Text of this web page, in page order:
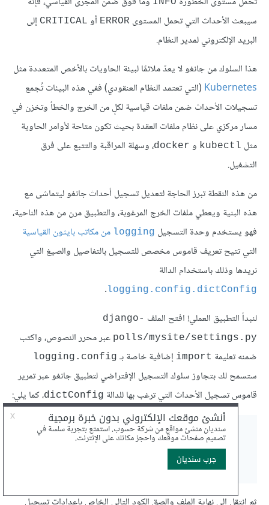
سيبعث الأحداث التي تحمل المستوى ERROR أو CRITICAL إلى
البريد الإلكتروني لمدير النظام.
هذا السلوك من جانغو لا يعدّ ملائمًا لبيئة الحاويات بالأخص المتعددة مثل
Kubernetes (التي تعتمد النظام العنقودي) ففي هذه البيئات تُجمع
تسجيلات الأحداث ضمن ملفات قياسية لكلٍ من الخرج والخطأ وتخزن في
مسار مركزي على نظام ملفات العقدة بحيث تكون متاحة لأوامر الحاوية
مثل kubectl و docker، وسهلة المراقبة والتتبع على فرق
التشغيل.
من هذه النقطة تبرز الحاجة لتعديل تسجيل أحداث جانغو ليتماشى مع
هذه البنية ويعطي ملفات الخرج المرغوبة، والتطبيق مرن من هذه الناحية،
فهو يستخدم وحدة التسجيل logging من مكاتب بايثون القياسية
التي تتيح تعريف قاموس مخصص للتسجيل بالتفاصيل والصيغ التي
نريدها وذلك باستخدام الدالة
logging.config.dictConfig
.
لنبدأ التطبيق العملي! افتح الملف django-
polls/mysite/settings.py عبر محرر النصوص، واكتب
ضمنه تعليمة import إضافية خاصة بـ logging.config
ستسمح لك بتجاوز سلوك التسجيل الإفتراضي لتطبيق جانغو عبر تمرير
قاموس تسجيل الأحداث التي ترغب بها للدالة dictConfig، كما يلي:
import